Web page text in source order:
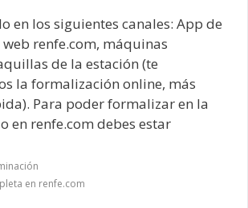
en los siguientes canales: App de
web renfe.com, máquinas
de la estación (te
la formalización online, más
Para poder formalizar en la
en renfe.com debes estar
en renfe.com